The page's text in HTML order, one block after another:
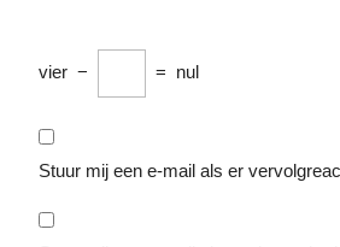
vier − = nul
Stuur mij een e-mail als er